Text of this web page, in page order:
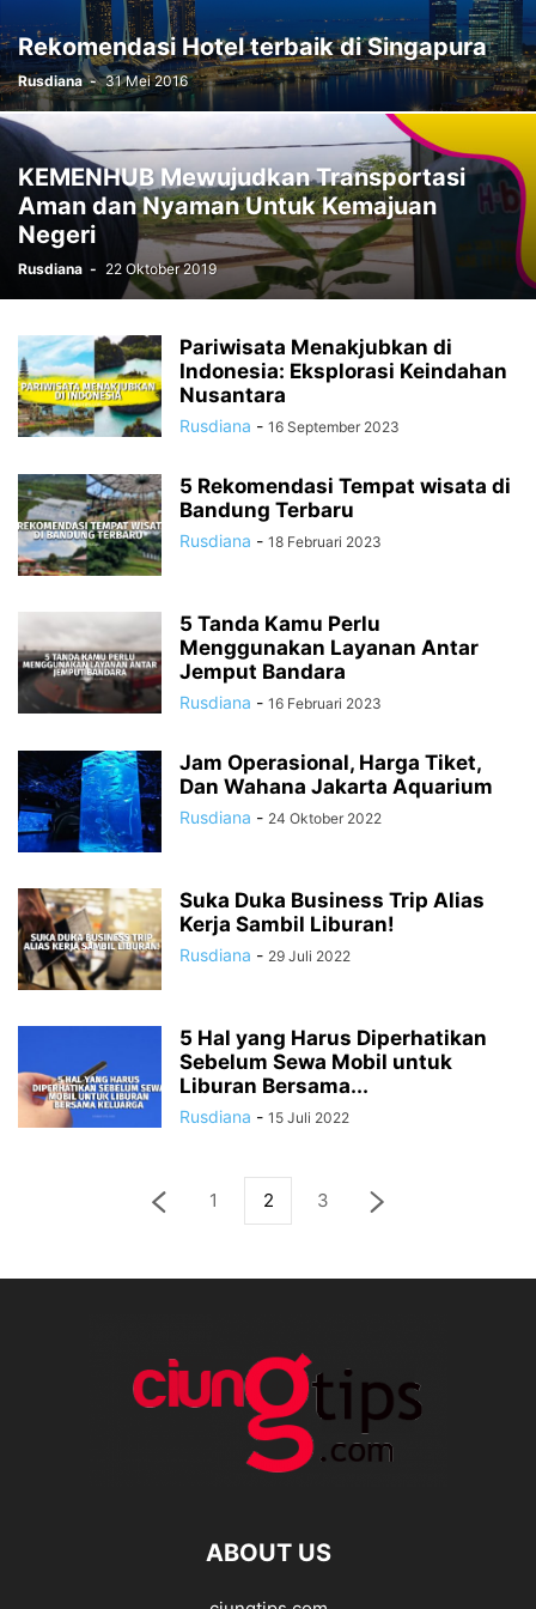
Rekomendasi Hotel terbaik di Singapura
Rusdiana - 31 Mei 2016
KEMENHUB Mewujudkan Transportasi
Aman dan Nyaman Untuk Kemajuan
Negeri
Rusdiana - 22 Oktober 2019
Pariwisata Menakjubkan di
Indonesia: Eksplorasi Keindahan
Nusantara
Rusdiana - 16 September 2023
5 Rekomendasi Tempat wisata di
Bandung Terbaru
Rusdiana - 18 Februari 2023
5 Tanda Kamu Perlu
Menggunakan Layanan Antar
Jemput Bandara
Rusdiana - 16 Februari 2023
Jam Operasional, Harga Tiket,
Dan Wahana Jakarta Aquarium
Rusdiana - 24 Oktober 2022
Suka Duka Business Trip Alias
Kerja Sambil Liburan!
Rusdiana - 29 Juli 2022
5 Hal yang Harus Diperhatikan
Sebelum Sewa Mobil untuk
Liburan Bersama...
Rusdiana - 15 Juli 2022
1 2 3
ABOUT US